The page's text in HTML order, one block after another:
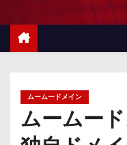
ムームードメイン
ムームー